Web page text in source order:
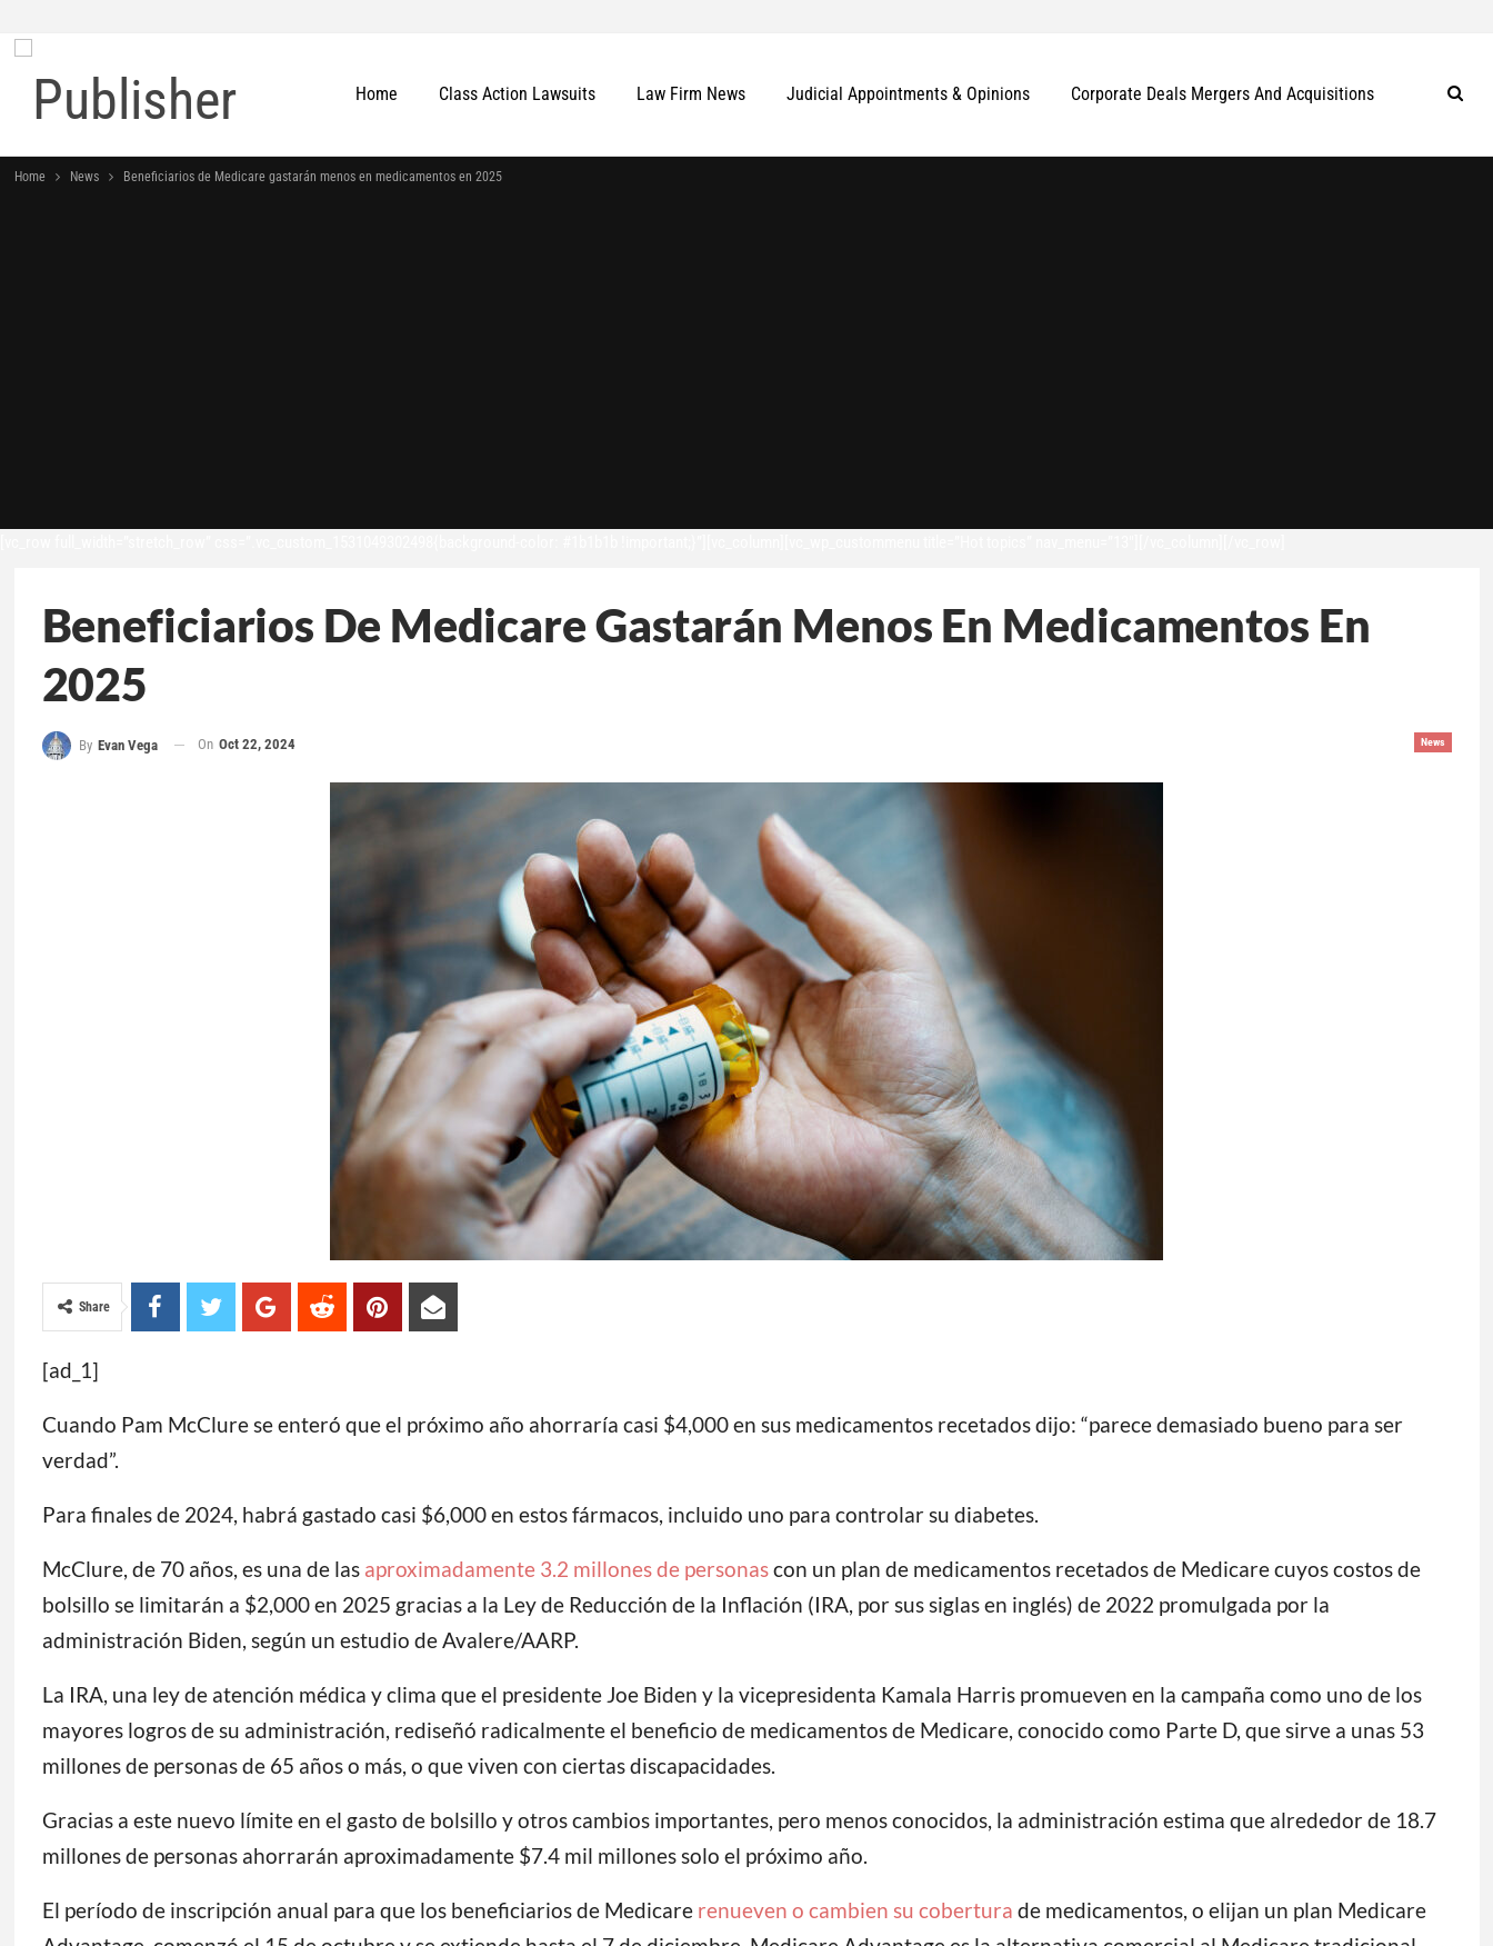
Home Class Action Lawsuits Law Firm News Judicial Appointments & Opinions Corporate Deals Mergers And Acquisitions
Home News Beneficiarios de Medicare gastarán menos en medicamentos en 2025
Beneficiarios De Medicare Gastarán Menos En Medicamentos En
2025
News
By Evan Vega On Oct 22, 2024
Share
[ad_1]
Cuando Pam McClure se enteró que el próximo año ahorraría casi $4,000 en sus medicamentos recetados dijo: “parece demasiado bueno para ser
verdad”.
Para finales de 2024, habrá gastado casi $6,000 en estos fármacos, incluido uno para controlar su diabetes.
McClure, de 70 años, es una de las aproximadamente 3.2 millones de personascon un plan de medicamentos recetados de Medicare cuyos costos de
bolsillo se limitarán a $2,000 en 2025 gracias a la Ley de Reducción de la Inflación (IRA, por sus siglas en inglés) de 2022 promulgada por la
administración Biden, según un estudio de Avalere/AARP.
La IRA, una ley de atención médica y clima que el presidente Joe Biden y la vicepresidenta Kamala Harris promueven en la campaña como uno de los
mayores logros de su administración, rediseñó radicalmente el beneficio de medicamentos de Medicare, conocido como Parte D, que sirve a unas 53
millones de personas de 65 años o más, o que viven con ciertas discapacidades.
Gracias a este nuevo límite en el gasto de bolsillo y otros cambios importantes, pero menos conocidos, la administración estima que alrededor de 18.7
millones de personas ahorrarán aproximadamente $7.4 mil millones solo el próximo año.
El período de inscripción anual para que los beneficiarios de Medicare renueven o cambien su cobertura de medicamentos, o elijan un plan Medicare